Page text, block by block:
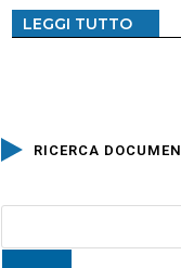
LEGGI TUTTO
RICERCA